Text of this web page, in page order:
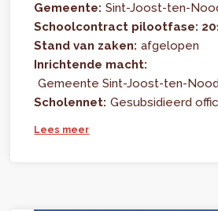
Gemeente: Sint-Joost-ten-
Schoolcontract pilootfase:
Stand van zaken: afgelopen
Inrichtende macht:
Gemeente Sint-Joost-ten-
Scholennet: Gesubsidieerd
Lees meer